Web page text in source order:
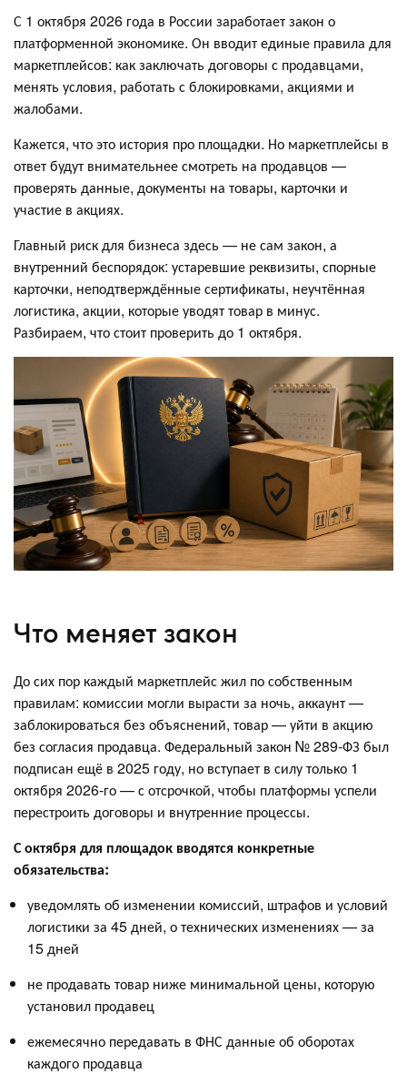
С 1 октября 2026 года в России заработает закон о
платформенной экономике. Он вводит единые правила для
маркетплейсов: как заключать договоры с продавцами,
менять условия, работать с блокировками, акциями и
жалобами.
Кажется, что это история про площадки. Но маркетплейсы в
ответ будут внимательнее смотреть на продавцов —
проверять данные, документы на товары, карточки и
участие в акциях.
Главный риск для бизнеса здесь — не сам закон, а
внутренний беспорядок: устаревшие реквизиты, спорные
карточки, неподтверждённые сертификаты, неучтённая
логистика, акции, которые уводят товар в минус.
Разбираем, что стоит проверить до 1 октября.
Что меняет закон
До сих пор каждый маркетплейс жил по собственным
правилам: комиссии могли вырасти за ночь, аккаунт —
заблокироваться без объяснений, товар — уйти в акцию
без согласия продавца. Федеральный закон № 289-ФЗ был
подписан ещё в 2025 году, но вступает в силу только 1
октября 2026-го — с отсрочкой, чтобы платформы успели
перестроить договоры и внутренние процессы.
С октября для площадок вводятся конкретные
обязательства:
уведомлять об изменении комиссий, штрафов и условий
логистики за 45 дней, о технических изменениях — за
15 дней
не продавать товар ниже минимальной цены, которую
установил продавец
ежемесячно передавать в ФНС данные об оборотах
каждого продавца